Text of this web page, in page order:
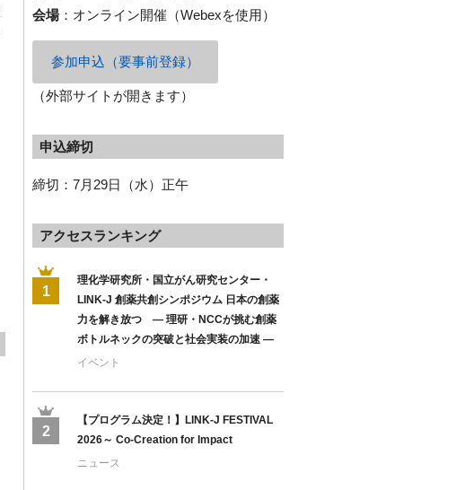
会場： オンライン開催（Webexを使用）
参加申込（要事前登録）
（外部サイトが開きます）
申込締切
締切：7月29日（水）正午
アクセスランキング
1
理化学研究所・国立がん研究センター・
LINK-J 創薬共創シンポジウム 日本の創薬
力を解き放つ ― 理研・NCCが挑む創薬
ボトルネックの突破と社会実装の加速 ―
イベント
2
【プログラム決定！】LINK-J FESTIVAL
2026～ Co-Creation for Impact
ニュース